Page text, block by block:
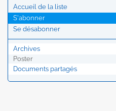
Accueil de la liste
S'abonner
Se désabonner
Archives
Poster
Documents partagés